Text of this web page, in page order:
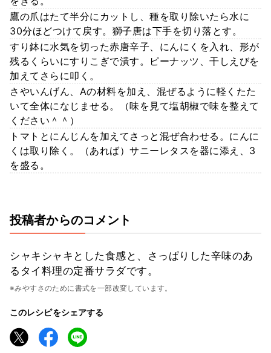
鷹の爪はたて半分にカットし、種を取り除いたら水に
30分ほどつけて戻す。獅子唐は下手を切り落とす。
すり鉢に水気を切った赤唐辛子、にんにくを入れ、形が
残るくらいにすりこぎで潰す。ピーナッツ、干しえびを
加えてさらに叩く。
さやいんげん、Aの材料を加え、混ぜるように軽くたた
いて全体になじませる。（味を見て塩胡椒で味を整えて
ください＾＾）
トマトとにんじんを加えてさっと混ぜ合わせる。にんに
くは取り除く。（あれば）サニーレタスを器に添え、3
を盛る。
投稿者からのコメント
シャキシャキとした食感と、さっぱりした辛味のあ
るタイ料理の定番サラダです。
※みやすさのために書式を一部改変しています。
このレシピをシェアする